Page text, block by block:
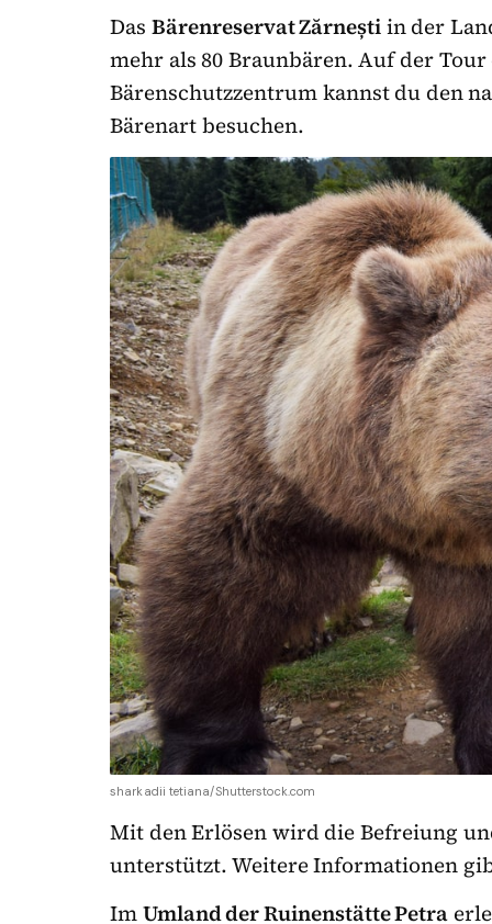
Das Bärenreservat Zărneștiin der
mehr als 80 Braunbären. Auf der
Bärenschutzzentrum kannst du den
Bärenart besuchen.
sharkadii tetiana/Shutterstock.com
Mit den Erlösen wird die Befreiung
unterstützt. Weitere Informationen
ImUmland der Ruinenstätte Petra